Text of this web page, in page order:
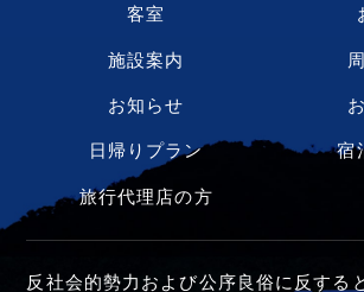
客室
施設案内
お知らせ
日帰りプラン
宿
旅行代理店の方
反社会的勢力および公序良俗に反する